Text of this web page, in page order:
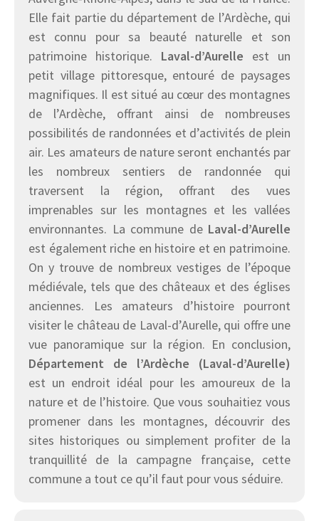
Elle fait partie du département de l’Ardèche, qui
est connu pour sa beauté naturelle et son
patrimoine historique. Laval-d’Aurelle est un
petit village pittoresque, entouré de paysages
magnifiques. Il est situé au cœur des montagnes
de l’Ardèche, offrant ainsi de nombreuses
possibilités de randonnées et d’activités de plein
air. Les amateurs de nature seront enchantés par
les nombreux sentiers de randonnée qui
traversent la région, offrant des vues
imprenables sur les montagnes et les vallées
environnantes. La commune de Laval-d’Aurelle
est également riche en histoire et en patrimoine.
On y trouve de nombreux vestiges de l’époque
médiévale, tels que des châteaux et des églises
anciennes. Les amateurs d’histoire pourront
visiter le château de Laval-d’Aurelle, qui offre une
vue panoramique sur la région. En conclusion,
Département de l’Ardèche (Laval-d’Aurelle)
est un endroit idéal pour les amoureux de la
nature et de l’histoire. Que vous souhaitiez vous
promener dans les montagnes, découvrir des
sites historiques ou simplement profiter de la
tranquillité de la campagne française, cette
commune a tout ce qu’il faut pour vous séduire.